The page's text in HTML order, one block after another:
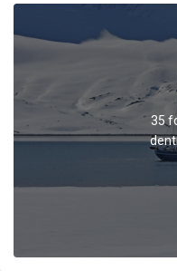
der Crew um Kapitän
Jordi und Fritz, welche
und sehr fundiertem
und Informationen sorgten. Nochmals
Dank Bettina und
We were a 25 guest
35